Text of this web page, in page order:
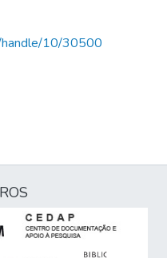
handle/10/30500